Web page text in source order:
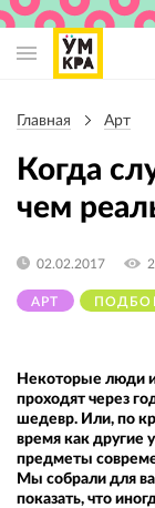
навигации
Главная Арт
Когда
чем
АРТ
02.02.2017
Некоторые люди
проходят через
шедевр. Или, по
время как другие
предметы
Мы собрали для
показать, что